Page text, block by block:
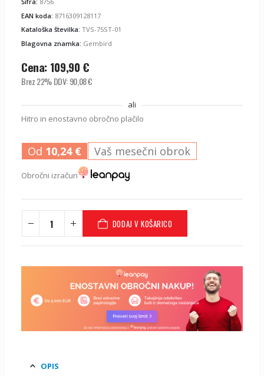
EAN koda: 8716309128117
Kataloška številka: TVS-75ST-01
Blagovna znamka: Gembird
Cena: 109,90 €
Brez 22% DDV:90,08€
ali
Hitro in enostavno obročno plačilo
Od 10,24 € Vaš mesečni obrok
Obročni izračun
DODAJ V KOŠARICO
OPIS